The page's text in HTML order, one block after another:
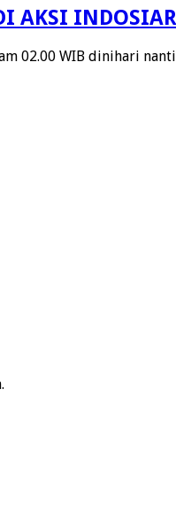
AKSI
02.00 WIB dinihari